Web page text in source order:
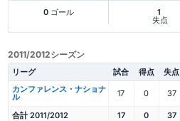
0ゴール 1
失点
2011/2012シーズン
リーグ 試合 得点 失点
カンファレンス・ナショナ
ル 17 0 37
合計 2011/2012 17 0 37